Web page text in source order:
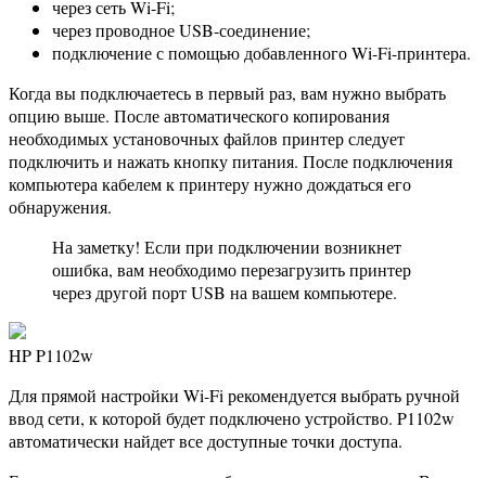
через сеть Wi-Fi;
через проводное USB-соединение;
подключение с помощью добавленного Wi-Fi-принтера.
Когда вы подключаетесь в первый раз, вам нужно выбрать
опцию выше. После автоматического копирования
необходимых установочных файлов принтер следует
подключить и нажать кнопку питания. После подключения
компьютера кабелем к принтеру нужно дождаться его
обнаружения.
На заметку! Если при подключении возникнет
ошибка, вам необходимо перезагрузить принтер
через другой порт USB на вашем компьютере.
HP P1102w
Для прямой настройки Wi-Fi рекомендуется выбрать ручной
ввод сети, к которой будет подключено устройство. P1102w
автоматически найдет все доступные точки доступа.